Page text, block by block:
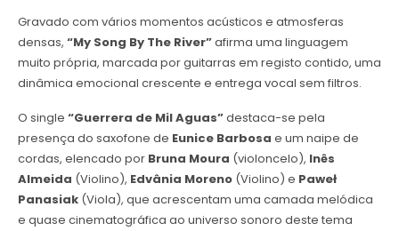
Gravado com vários momentos acústicos e atmosferas
densas, “My Song By The River”afirma uma linguagem
muito própria, marcada por guitarras em registo contido, uma
dinâmica emocional crescente e entrega vocal sem filtros.
O single “Guerrera de Mil Aguas”destaca-se pela
presença do saxofone de Eunice Barbosa e um naipe de
cordas, elencado por Bruna Moura (violoncelo), Inês
Almeida (Violino), Edvânia Moreno(Violino) ⁨e Paweł
Panasiak(Viola), que acrescentam uma camada melódica
e quase cinematográfica ao universo sonoro deste tema